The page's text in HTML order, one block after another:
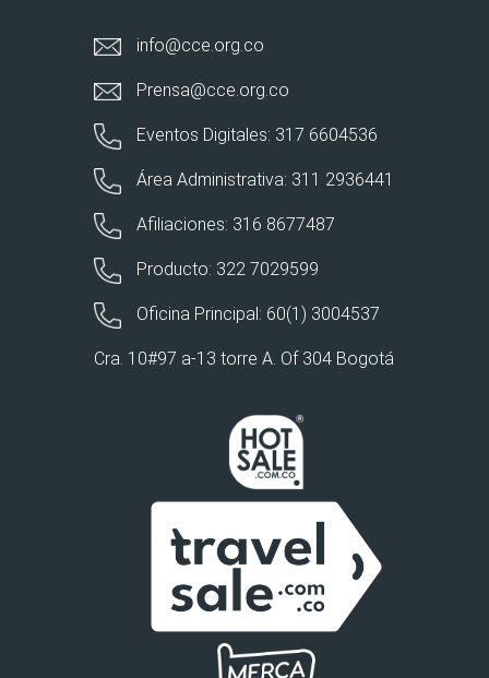
info@cce.org.co
Prensa@cce.org.co
Eventos Digitales: 317 6604536
Área Administrativa: 311 2936441
Afiliaciones: 316 8677487
Producto: 322 7029599
Oficina Principal: 60(1) 3004537
Cra. 10#97 a-13 torre A. Of 304 Bogotá